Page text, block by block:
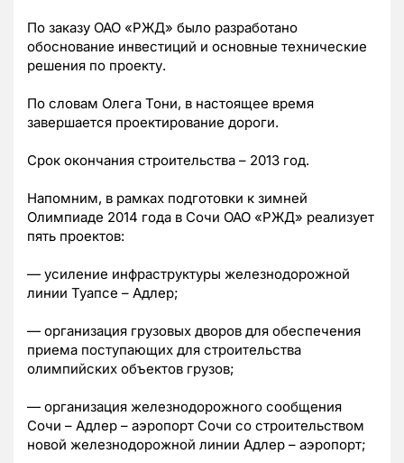
По заказу ОАО «РЖД» было разработано
обоснование инвестиций и основные технические
решения по проекту.
По словам Олега Тони, в настоящее время
завершается проектирование дороги.
Срок окончания строительства – 2013 год.
Напомним, в рамках подготовки к зимней
Олимпиаде 2014 года в Сочи ОАО «РЖД» реализует
пять проектов:
— усиление инфраструктуры железнодорожной
линии Туапсе – Адлер;
— организация грузовых дворов для обеспечения
приема поступающих для строительства
олимпийских объектов грузов;
— организация железнодорожного сообщения
Сочи – Адлер – аэропорт Сочи со строительством
новой железнодорожной линии Адлер – аэропорт;